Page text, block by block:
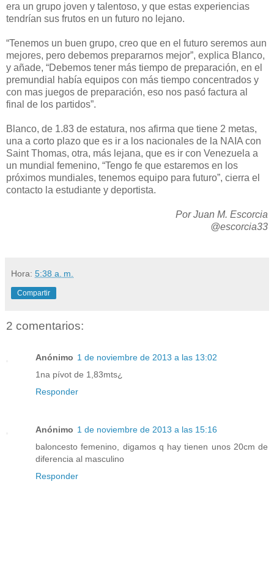
era un grupo joven y talentoso, y que estas experiencias
tendrían sus frutos en un futuro no lejano.
“Tenemos un buen grupo, creo que en el futuro seremos aun
mejores, pero debemos prepararnos mejor”, explica Blanco,
y añade, “Debemos tener más tiempo de preparación, en el
premundial había equipos con más tiempo concentrados y
con mas juegos de preparación, eso nos pasó factura al
final de los partidos”.
Blanco, de 1.83 de estatura, nos afirma que tiene 2 metas,
una a corto plazo que es ir a los nacionales de la NAIA con
Saint Thomas, otra, más lejana, que es ir con Venezuela a
un mundial femenino, “Tengo fe que estaremos en los
próximos mundiales, tenemos equipo para futuro”, cierra el
contacto la estudiante y deportista.
Por Juan M. Escorcia
@escorcia33
Hora: 5:38 a. m.
Compartir
2 comentarios:
Anónimo 1 de noviembre de 2013 a las 13:02
1na pívot de 1,83mts¿
Responder
Anónimo 1 de noviembre de 2013 a las 15:16
baloncesto femenino, digamos q hay tienen unos 20cm de
diferencia al masculino
Responder